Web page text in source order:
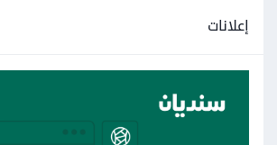
إعلانات